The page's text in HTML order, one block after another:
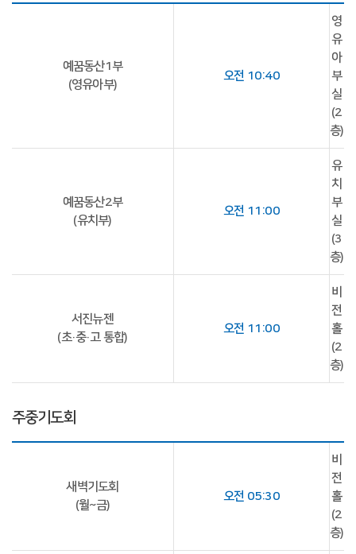
예꿈동산1부
(영유아부)
오전 10:40
영
유
아
부
실
(2
층)
예꿈동산2부
(유치부)
오전 11:00
유
치
부
실
(3
층)
서진뉴젠
(초·중·고 통합)
오전 11:00
비
전
홀
(2
층)
주중기도회
새벽기도회
(월~금)
오전 05:30
비
전
홀
(2
층)